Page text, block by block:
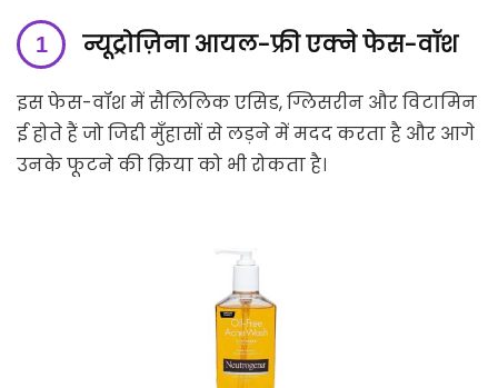
न्यूट्रोज़िना आयल-फ्री एक्ने फेस-वॉश
इस फेस-वॉश में सैलिलिक एसिड, ग्लिसरीन और विटामिन
ई होते हैं जो जिद्दी मुँहासों से लड़ने में मदद करता है और आगे
उनके फूटने की क्रिया को भी रोकता है।